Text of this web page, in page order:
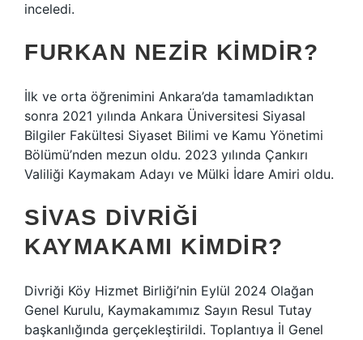
inceledi.
FURKAN NEZIR KIMDIR?
İlk ve orta öğrenimini Ankara’da tamamladıktan
sonra 2021 yılında Ankara Üniversitesi Siyasal
Bilgiler Fakültesi Siyaset Bilimi ve Kamu Yönetimi
Bölümü’nden mezun oldu. 2023 yılında Çankırı
Valiliği Kaymakam Adayı ve Mülki İdare Amiri oldu.
SIVAS DIVRIĞI
KAYMAKAMI KIMDIR?
Divriği Köy Hizmet Birliği’nin Eylül 2024 Olağan
Genel Kurulu, Kaymakamımız Sayın Resul Tutay
başkanlığında gerçekleştirildi. Toplantıya İl Genel